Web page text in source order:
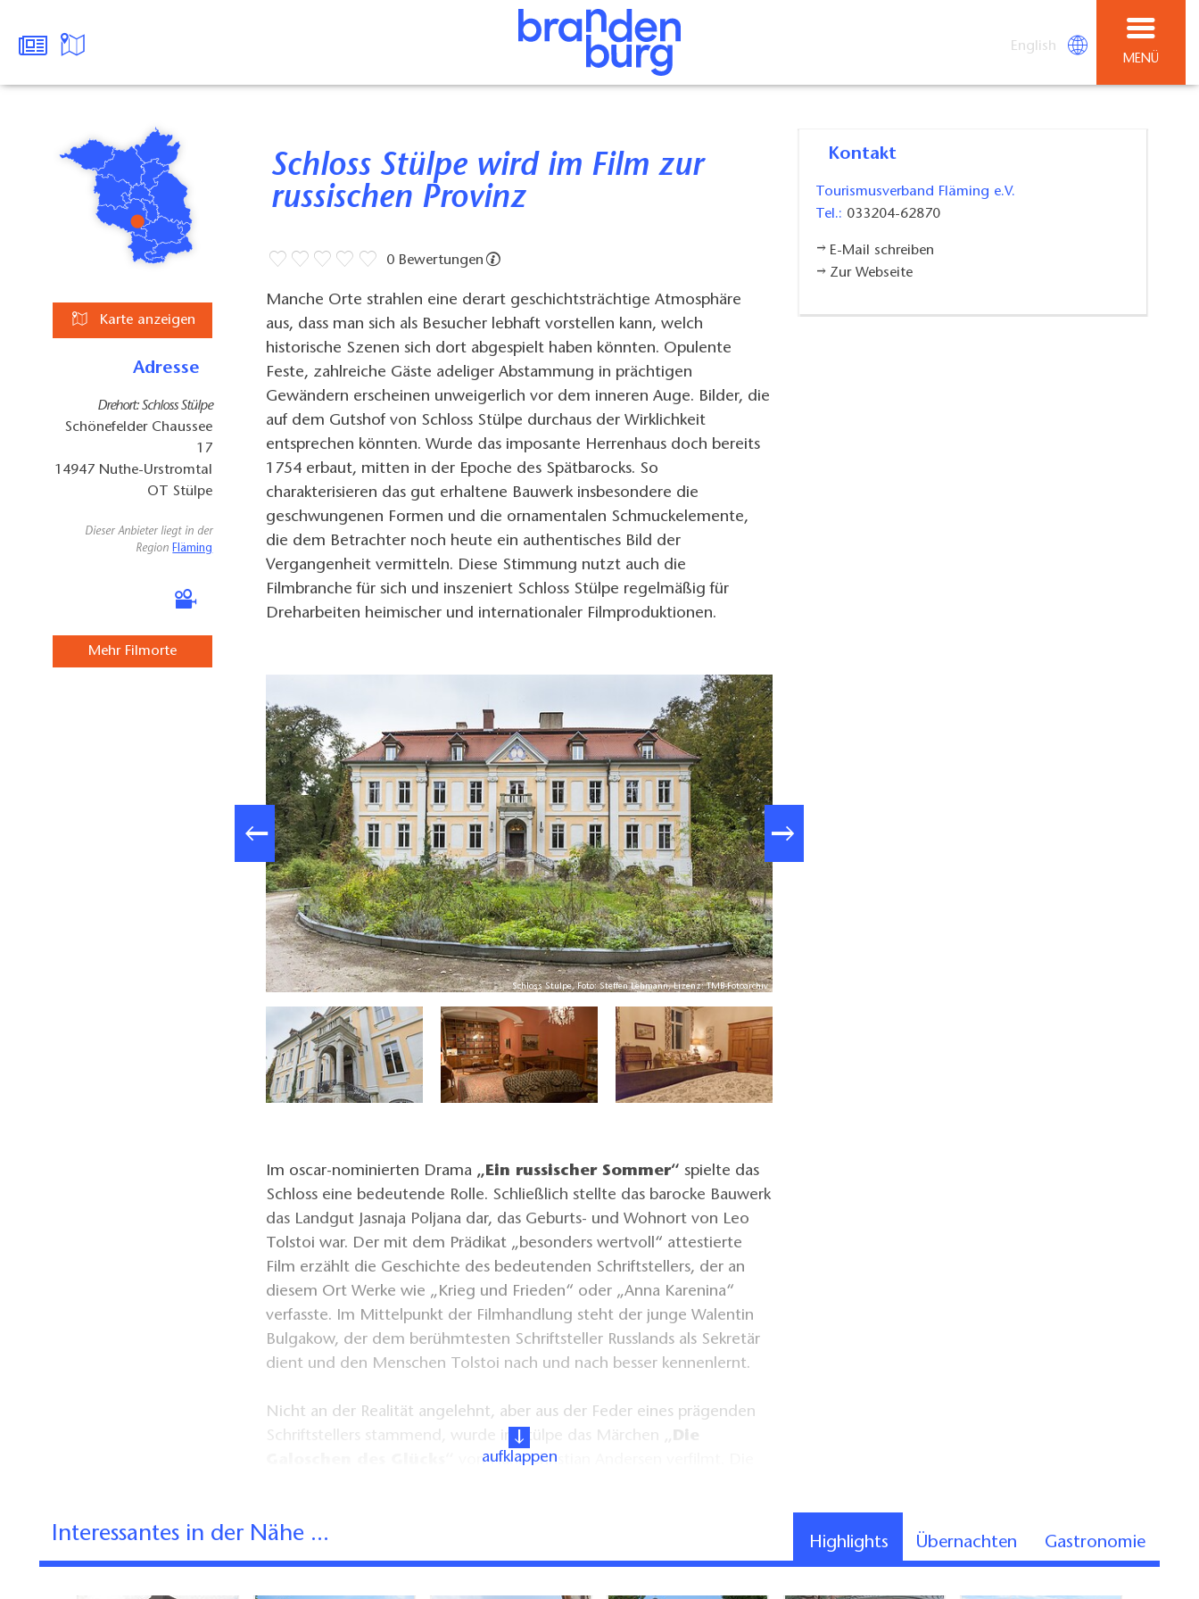
English
MENÜ
Karte anzeigen
Adresse
Drehort: Schloss Stülpe
Schönefelder Chaussee
17
14947 Nuthe-Urstromtal
OT Stülpe
Dieser Anbieter liegt in der
Region Fläming
Mehr Filmorte
Schloss Stülpe wird im Film zur
russischen Provinz
0 Bewertungen
Manche Orte strahlen eine derart geschichtsträchtige Atmosphäre
aus, dass man sich als Besucher lebhaft vorstellen kann, welch
historische Szenen sich dort abgespielt haben könnten. Opulente
Feste, zahlreiche Gäste adeliger Abstammung in prächtigen
Gewändern erscheinen unweigerlich vor dem inneren Auge. Bilder, die
auf dem Gutshof von Schloss Stülpe durchaus der Wirklichkeit
entsprechen könnten. Wurde das imposante Herrenhaus doch bereits
1754 erbaut, mitten in der Epoche des Spätbarocks. So
charakterisieren das gut erhaltene Bauwerk insbesondere die
geschwungenen Formen und die ornamentalen Schmuckelemente,
die dem Betrachter noch heute ein authentisches Bild der
Vergangenheit vermitteln. Diese Stimmung nutzt auch die
Filmbranche für sich und inszeniert Schloss Stülpe regelmäßig für
Dreharbeiten heimischer und internationaler Filmproduktionen.
Schloss Stülpe, Foto: Steffen Lehmann, Lizenz: TMB-Fotoarchiv
Im oscar-nominierten Drama „Ein russischer Sommer“ spielte das
Schloss eine bedeutende Rolle. Schließlich stellte das barocke Bauwerk
das Landgut Jasnaja Poljana dar, das Geburts- und Wohnort von Leo
Tolstoi war. Der mit dem Prädikat „besonders wertvoll“ attestierte
Film erzählt die Geschichte des bedeutenden Schriftstellers, der an
diesem Ort Werke wie „Krieg und Frieden“ oder „Anna Karenina“
verfasste. Im Mittelpunkt der Filmhandlung steht der junge Walentin
Bulgakow, der dem berühmtesten Schriftsteller Russlands als Sekretär
dient und den Menschen Tolstoi nach und nach besser kennenlernt.
Nicht an der Realität angelehnt, aber aus der Feder eines prägenden
Schriftstellers stammend, wurde in Stülpe das Märchen
„Die
von Hans Christian Andersen verfilmt. Die
gekonnt in Szene. In der Geschichte träumt der einfache Küchenjunge
Johann davon, zur adeligen Elite zu gehören. Sein Wunsch erfüllt sich
aufklappen
Kontakt
Tourismusverband Fläming e.V.
Tel.: 033204-62870
E-Mail schreiben
Zur Webseite
Interessantes in der Nähe ... Highlights Übernachten Gastronomie